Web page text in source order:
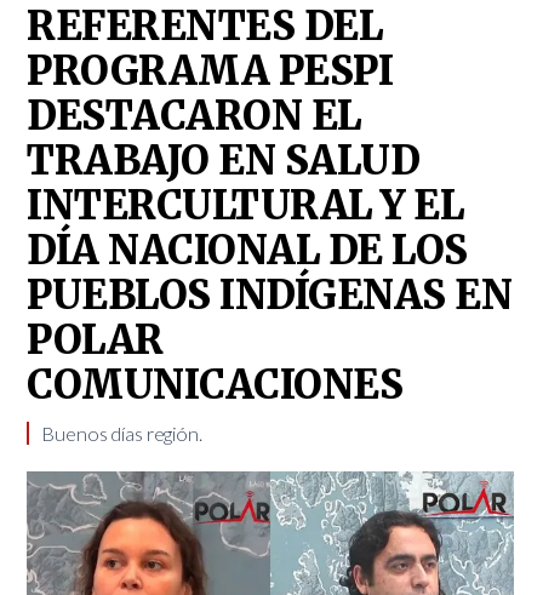
REFERENTES DEL
PROGRAMA PESPI
DESTACARON EL
TRABAJO EN SALUD
INTERCULTURAL Y EL
DÍA NACIONAL DE LOS
PUEBLOS INDÍGENAS EN
POLAR
COMUNICACIONES
Buenos días región.